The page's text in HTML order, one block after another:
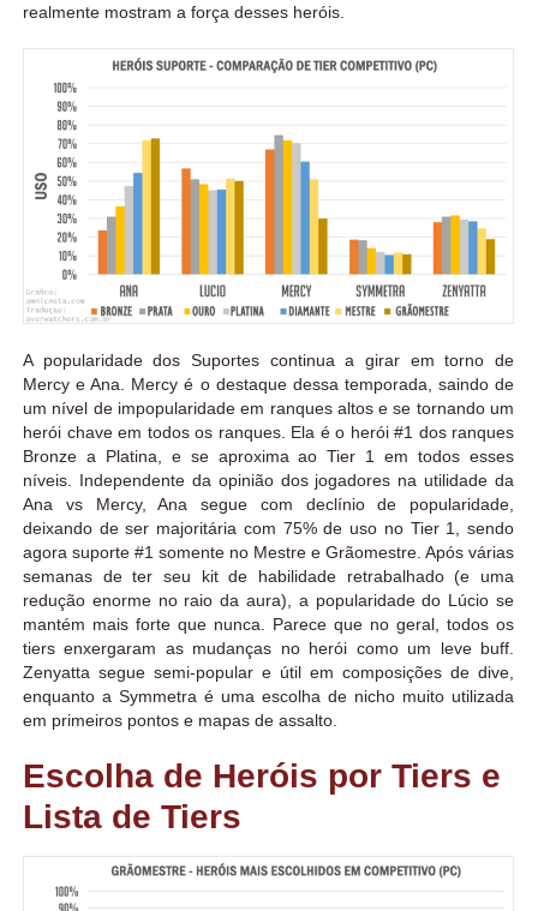
realmente mostram a força desses heróis.
A popularidade dos Suportes continua a girar em torno de
Mercy e Ana. Mercy é o destaque dessa temporada, saindo de
um nível de impopularidade em ranques altos e se tornando um
herói chave em todos os ranques. Ela é o herói #1 dos ranques
Bronze a Platina, e se aproxima ao Tier 1 em todos esses
níveis. Independente da opinião dos jogadores na utilidade da
Ana vs Mercy, Ana segue com declínio de popularidade,
deixando de ser majoritária com 75% de uso no Tier 1, sendo
agora suporte #1 somente no Mestre e Grãomestre. Após várias
semanas de ter seu kit de habilidade retrabalhado (e uma
redução enorme no raio da aura), a popularidade do Lúcio se
mantém mais forte que nunca. Parece que no geral, todos os
tiers enxergaram as mudanças no herói como um leve buff.
Zenyatta segue semi-popular e útil em composições de dive,
enquanto a Symmetra é uma escolha de nicho muito utilizada
em primeiros pontos e mapas de assalto.
Escolha de Heróis por Tiers e
Lista de Tiers